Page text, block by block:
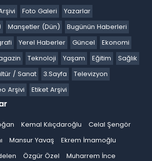
Foto Galeri
Yazarlar
Manşetler (Dün)
Bugünün Haberleri
Yerel Haberler Güncel
Ekonomi
Teknoloji Yaşam Eğitim
Sağlık
/ Sanat 3.Sayfa
Televizyon
Arşivi Etiket Arşivi
Kemal Kılıçdaroğlu
Celal Şengör
Mansur Yavaş
Ekrem İmamoğlu
Özgür Özel
Muharrem İnce